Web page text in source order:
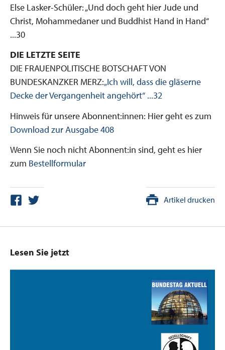
Else Lasker-Schüler: „Und doch geht hier Jude und
Christ, Mohammedaner und Buddhist Hand in Hand“
...30
DIE LETZTE SEITE
DIE FRAUENPOLITISCHE BOTSCHAFT VON
BUNDESKANZKER MERZ:„Ich will, dass die gläserne
Decke der Vergangenheit angehört“ ...32
Hinweis für unsere Abonnent:innen: Hier geht es zum
Download zur Ausgabe 408
Wenn Sie noch nicht Abonnent:in sind, geht es hier
zum Bestellformular
Artikel drucken
Lesen Sie jetzt